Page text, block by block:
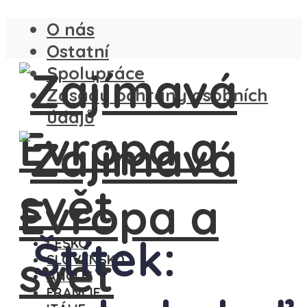
O nás
Ostatní
Spolupráce
Zásady ochrany osobních
údajů
ČESKO
SLOVENSKO
ANGLIE
FRANCIE
Štítek: